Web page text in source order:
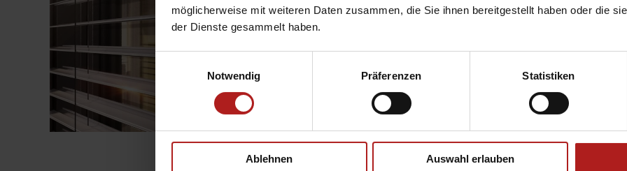
möglicherweise mit weiteren Daten zusammen, die Sie ihnen bereitgestellt haben oder die
der Dienste gesammelt haben.
Einwilligungsauswahl
Notwendig
Präferenzen Statistiken
Ablehnen Auswahl erlauben
Veröffentlicht
amModern geradlinig. Einzigartig flexibel. Die neue Zetra Lamelle von WAREMA passt sich mit ihrer
geradlinigen Geometrie harmonisch in die moderne Fassade ein. Neben einem optimalen Hitze-
Sichtschutz bietet die neue Lamelle auch eine bewährte Abdunkelung und garantiert eine …
„Zetra
–
die
neue
weiterlesen